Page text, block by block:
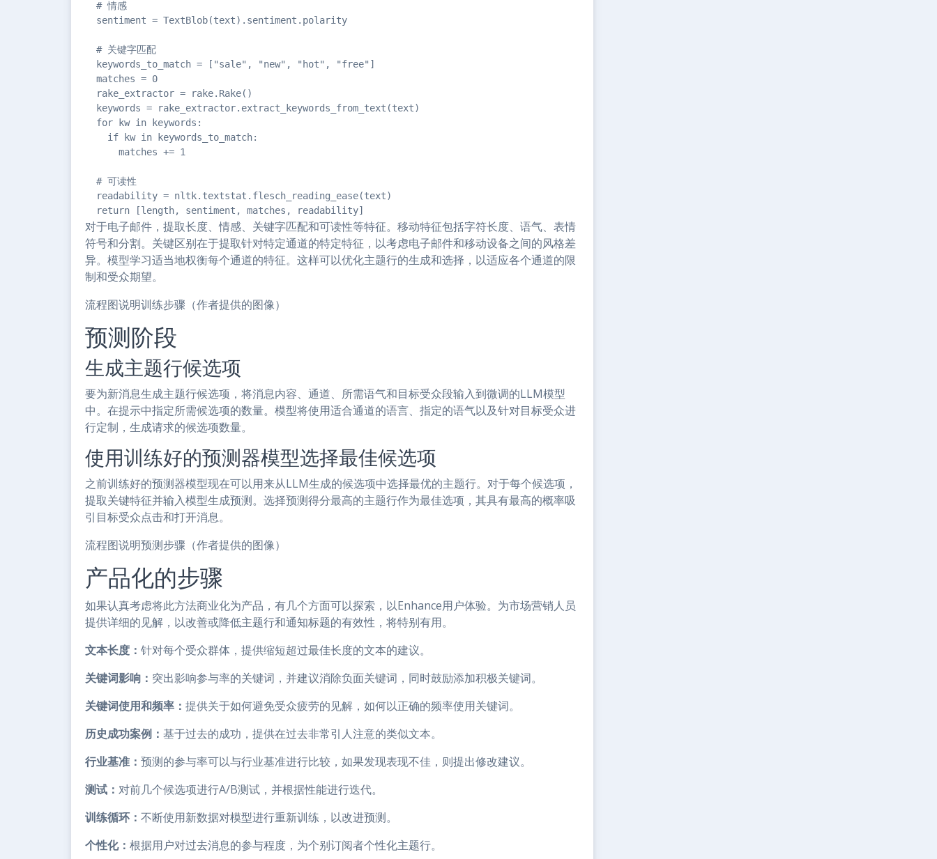
  # 情感
  sentiment = TextBlob(text).sentiment.polarity
  # 关键字匹配
  keywords_to_match = ["sale", "new", "hot", "free"]
  matches = 0
  rake_extractor = rake.Rake()
  keywords = rake_extractor.extract_keywords_from_text(text)
  for kw in keywords:
    if kw in keywords_to_match:
      matches += 1
  # 可读性
  readability = nltk.textstat.flesch_reading_ease(text)
  return [length, sentiment, matches, readability]
对于电子邮件，提取长度、情感、关键字匹配和可读性等特征。移动特征包括字符长度、语气、表情
符号和分割。关键区别在于提取针对特定通道的特定特征，以考虑电子邮件和移动设备之间的风格差
异。模型学习适当地权衡每个通道的特征。这样可以优化主题行的生成和选择，以适应各个通道的限
制和受众期望。
流程图说明训练步骤（作者提供的图像）
预测阶段
生成主题行候选项
要为新消息生成主题行候选项，将消息内容、通道、所需语气和目标受众段输入到微调的LLM模型
中。在提示中指定所需候选项的数量。模型将使用适合通道的语言、指定的语气以及针对目标受众进
行定制，生成请求的候选项数量。
使用训练好的预测器模型选择最佳候选项
之前训练好的预测器模型现在可以用来从LLM生成的候选项中选择最优的主题行。对于每个候选项，
提取关键特征并输入模型生成预测。选择预测得分最高的主题行作为最佳选项，其具有最高的概率吸
引目标受众点击和打开消息。
流程图说明预测步骤（作者提供的图像）
产品化的步骤
如果认真考虑将此方法商业化为产品，有几个方面可以探索，以Enhance用户体验。为市场营销人员
提供详细的见解，以改善或降低主题行和通知标题的有效性，将特别有用。
文本长度： 针对每个受众群体，提供缩短超过最佳长度的文本的建议。
关键词影响： 突出影响参与率的关键词，并建议消除负面关键词，同时鼓励添加积极关键词。
关键词使用和频率： 提供关于如何避免受众疲劳的见解，如何以正确的频率使用关键词。
历史成功案例： 基于过去的成功，提供在过去非常引人注意的类似文本。
行业基准： 预测的参与率可以与行业基准进行比较，如果发现表现不佳，则提出修改建议。
测试： 对前几个候选项进行A/B测试，并根据性能进行迭代。
训练循环： 不断使用新数据对模型进行重新训练，以改进预测。
个性化： 根据用户对过去消息的参与程度，为个别订阅者个性化主题行。